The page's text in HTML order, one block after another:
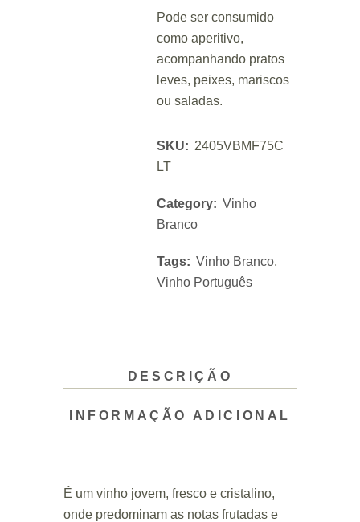
Pode ser consumido
como aperitivo,
acompanhando pratos
leves, peixes, mariscos
ou saladas.
SKU: 2405VBMF75C
LT
Category: Vinho
Branco
Tags: Vinho Branco,
Vinho Português
DESCRIÇÃO
INFORMAÇÃO ADICIONAL
É um vinho jovem, fresco e cristalino,
onde predominam as notas frutadas e